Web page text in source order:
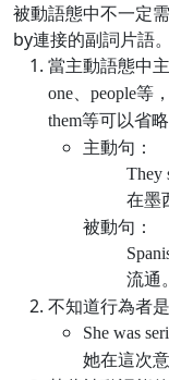
被動語態中不一定
by連接的副詞片語。
當主動語態中
one、people等
them等可以省略
主動句：
They
在墨
被動句：
流通。
不知道行為者
She was
她在這次